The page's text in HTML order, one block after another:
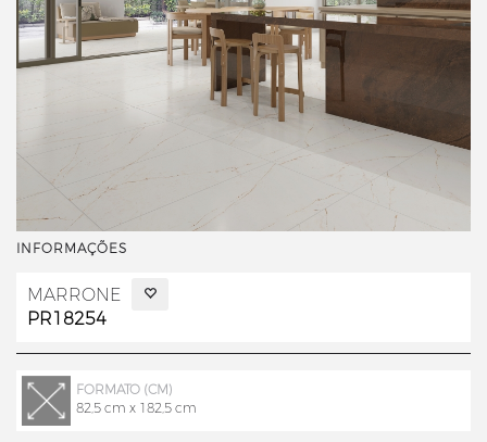
INFORMAÇÕES
MARRONE
PR18254
FORMATO (CM)
82,5 cm x 182,5 cm